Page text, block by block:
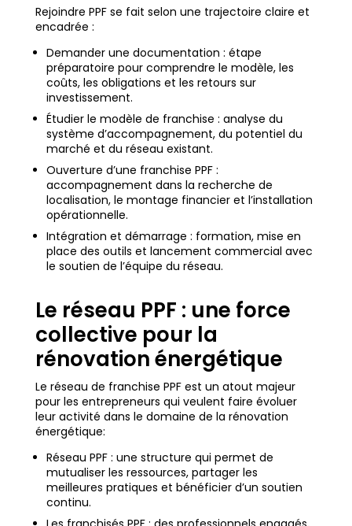
Rejoindre PPF se fait selon une trajectoire claire et
encadrée :
Demander une documentation : étape
préparatoire pour comprendre le modèle, les
coûts, les obligations et les retours sur
investissement.
Étudier le modèle de franchise : analyse du
système d’accompagnement, du potentiel du
marché et du réseau existant.
Ouverture d’une franchise PPF :
accompagnement dans la recherche de
localisation, le montage financier et l’installation
opérationnelle.
Intégration et démarrage : formation, mise en
place des outils et lancement commercial avec
le soutien de l’équipe du réseau.
Le réseau PPF : une force
collective pour la
rénovation énergétique
Le réseau de franchise PPF est un atout majeur
pour les entrepreneurs qui veulent faire évoluer
leur activité dans le domaine de la rénovation
énergétique:
Réseau PPF : une structure qui permet de
mutualiser les ressources, partager les
meilleures pratiques et bénéficier d’un soutien
continu.